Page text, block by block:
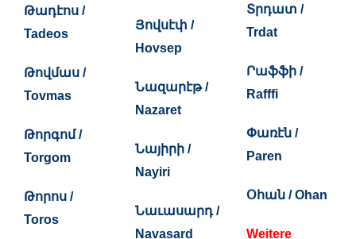
Թադէոս /
Tadeos
Թովմաս /
Tovmas
Թորգոմ /
Torgom
Թորոս /
Toros
Յովսէփ /
Hovsep
Նազարէթ /
Nazaret
Նայիրի /
Nayiri
Նաւասարդ /
Navasard
Տրդատ /
Trdat
Րաֆֆի /
Rafffi
Փառէն /
Paren
Օհան / Ohan
Weitere